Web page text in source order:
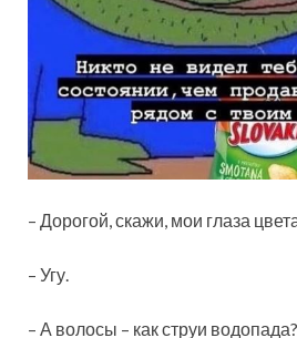
– Дорогой, скажи, мои глаза
– Угу.
– А волосы – как струи водопада?